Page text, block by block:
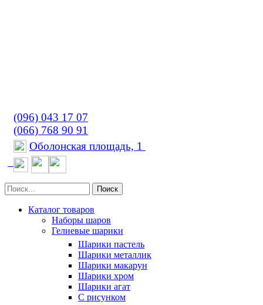
(096) 043 17 07
(066) 768 90 91
Оболонская площадь, 1
Поиск
Каталог товаров
Наборы шаров
Гелиевые шарики
Шарики пастель
Шарики металлик
Шарики макарун
Шарики хром
Шарики агат
С рисунком